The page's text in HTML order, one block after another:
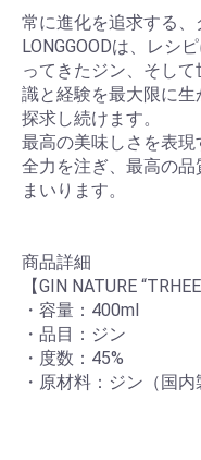
お買い物を
常に進化を追求する
LONGGOODは、レシ
ってきたジン、そし
識と経験を最大限に
探求し続けます。
最高の美味しさを表
全力を注ぎ、最高の
まいります。
商品詳細
【GIN NATURE
・容量：400ml
・品目：ジン
・度数：45%
・原材料：ジン（国内